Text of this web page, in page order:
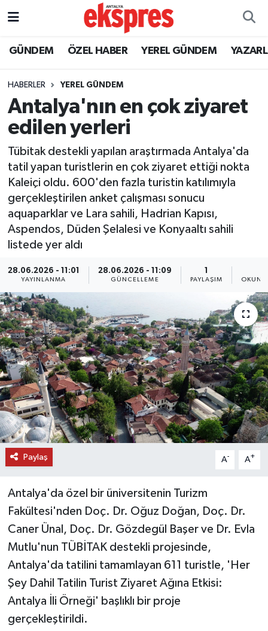
GÜNDEM ÖZEL HABER YEREL GÜNDEM
HABERLER YEREL GÜNDEM
Antalya'nın en çok ziyaret
edilen yerleri
Tübitak destekli yapılan araştırmada Antalya'da
tatil yapan turistlerin en çok ziyaret ettiği nokta
Kaleiçi oldu. 600'den fazla turistin katılımıyla
gerçekleştirilen anket çalışması sonucu
aquaparklar ve Lara sahili, Hadrian Kapısı,
Aspendos, Düden Şelalesi ve Konyaaltı sahili
listede yer aldı
28.06.2026 - 11:01
YAYINLANMA
28.06.2026 - 11:09
GÜNCELLEME
1
PAYLAŞIM
Paylaş A- A+
Antalya'da özel bir üniversitenin Turizm
Fakültesi'nden Doç. Dr. Oğuz Doğan, Doç. Dr.
Caner Ünal, Doç. Dr. Gözdegül Başer ve Dr. Evla
Mutlu'nun TÜBİTAK destekli projesinde,
Antalya'da tatilini tamamlayan 611 turistle, 'Her
Şey Dahil Tatilin Turist Ziyaret Ağına Etkisi:
Antalya İli Örneği' başlıklı bir proje
gerçekleştirildi.
ÖZEL HABER
YEREL GÜNDEM
EKONOMİ
KÜLTÜR - SANAT
SPOR
SİYASET
EĞİTİM
TURİZM
RÖPORTAJ
VİDEO HABERLER
YAZARLAR
Nöbetçi Eczaneler
Trafik Durumu
Süper Lig Puan Durumu ve Fikstür
Tüm Manşetler
Son Dakika Haberleri
Haber Arşivi